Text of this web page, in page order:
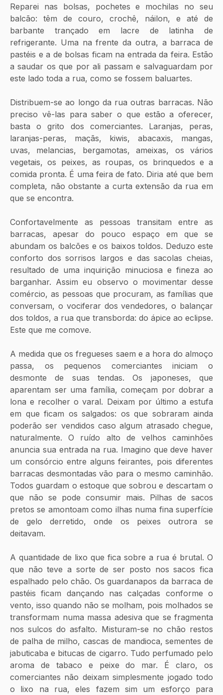
Reparei nas bolsas, pochetes e mochilas no seu
balcão: têm de couro, crochê, náilon, e até de
barbante trançado em lacre de latinha de
refrigerante. Uma na frente da outra, a barraca de
pastéis e a de bolsas ficam na entrada da feira. Estão
a saudar os que por ali passam e salvaguardam por
este lado toda a rua, como se fossem baluartes.
Distribuem-se ao longo da rua outras barracas. Não
preciso vê-las para saber o que estão a oferecer,
basta o grito dos comerciantes. Laranjas, peras,
laranjas-peras, maçãs, kiwis, abacaxis, mangas,
uvas, melancias, bergamotas, ameixas, os vários
vegetais, os peixes, as roupas, os brinquedos e a
comida pronta. É uma feira de fato. Diria até que bem
completa, não obstante a curta extensão da rua em
que se encontra.
Confortavelmente as pessoas transitam entre as
barracas, apesar do pouco espaço em que se
abundam os balcões e os baixos toldos. Deduzo este
conforto dos sorrisos largos e das sacolas cheias,
resultado de uma inquirição minuciosa e fineza ao
barganhar. Assim eu observo o movimentar desse
comércio, as pessoas que procuram, as famílias que
conversam, o vociferar dos vendedores, o balançar
dos toldos, a rua que transborda: do ápice ao eclipse.
Este que me comove.
A medida que os fregueses saem e a hora do almoço
passa, os pequenos comerciantes iniciam o
desmonte de suas tendas. Os japoneses, que
aparentam ser uma família, começam por dobrar a
lona e recolher o varal. Deixam por último a estufa
em que ficam os salgados: os que sobraram ainda
poderão ser vendidos caso algum atrasado chegue,
naturalmente. O ruído alto de velhos caminhões
anuncia sua entrada na rua. Imagino que deve haver
um consórcio entre alguns feirantes, pois diferentes
barracas desmontadas vão para o mesmo caminhão.
Todos guardam o estoque que sobrou e descartam o
que não se pode consumir mais. Pilhas de sacos
pretos se amontoam como ilhas numa fina superfície
de gelo derretido, onde os peixes outrora se
deitavam.
A quantidade de lixo que fica sobre a rua é brutal. O
que não teve a sorte de ser posto nos sacos fica
espalhado pelo chão. Os guardanapos da barraca de
pastéis ficam dançando nas calçadas conforme o
vento, isso quando não se molham, pois molhados se
transformam numa massa adesiva que se fragmenta
nos sulcos do asfalto. Misturam-se no chão restos
de palha de milho, cascas de mandioca, sementes de
jabuticaba e bitucas de cigarro. Tudo perfumado pelo
aroma de tabaco e peixe do mar. É claro, os
comerciantes não deixam simplesmente jogado todo
o lixo na rua, eles fazem sim um esforço para